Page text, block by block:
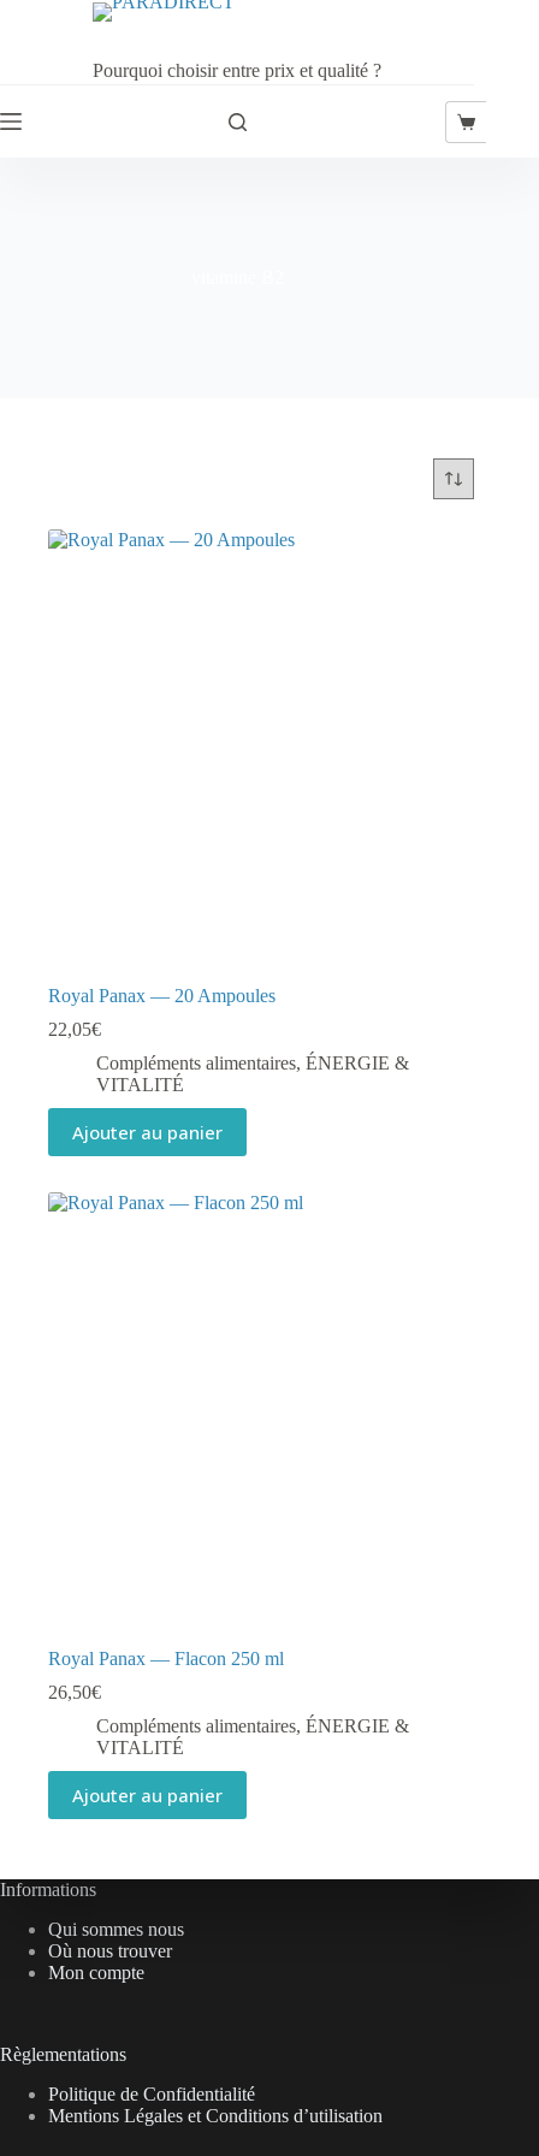
Pourquoi choisir entre prix et qualité ?
Panier
Royal Panax — 20 Ampoules
22,05€
Compléments alimentaires, ÉNERGIE &
VITALITÉ
Ajouter au panier
Royal Panax — Flacon 250 ml
26,50€
Compléments alimentaires, ÉNERGIE &
VITALITÉ
Ajouter au panier
Informations
Qui sommes nous
Où nous trouver
Mon compte
Règlementations
Politique de Confidentialité
Mentions Légales et Conditions d’utilisation